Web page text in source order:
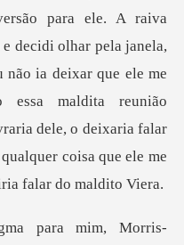
r pela janela,
não ia deixar que ele me
essa maldita reunião